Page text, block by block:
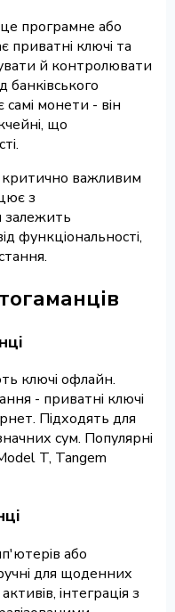
програмне або
приватні ключі та
й контролювати
банківського
самі монети - він
що
критично важливим
з
залежить
функціональності,
ключі офлайн.
- приватні ключі
Підходять для
сум. Популярні
T, Tangem
або
для щоденних
інтеграція з